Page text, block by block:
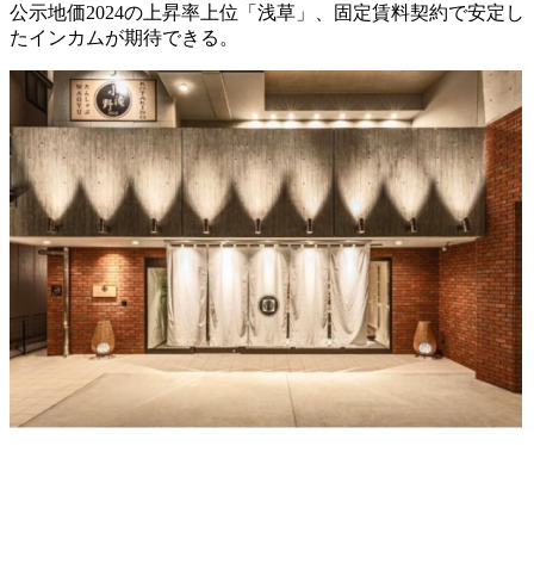
公示地価2024の上昇率上位「浅草」、固定賃料契約で安定し
たインカムが期待できる。